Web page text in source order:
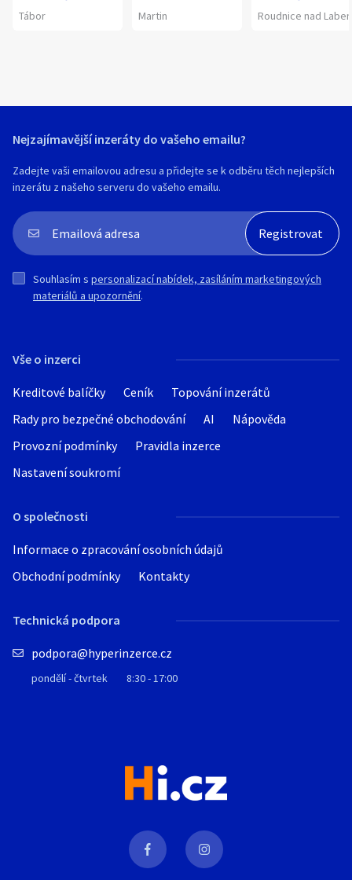
Tábor Martin Roudnice nad
Vše o inzerci
Kreditové balíčky Ceník
Topování inzerátů
Rady pro bezpečné obchodování
AI
Nápověda
Provozní podmínky
Pravidla inzerce
Nastavení soukromí
O společnosti
Informace o zpracování osobních údajů
Obchodní podmínky
Kontakty
Technická podpora
podpora@hyperinzerce.cz
pondělí - čtvrtek 8:30 - 17:00
Nejzajímavější inzeráty do vašeho emailu?
Zadejte vaši emailovou adresu a přidejte se k odběru těch nejlepších
inzerátu z našeho serveru do vašeho emailu.
Souhlasím s personalizací nabídek, zasíláním marketingových
materiálů a upozornění.